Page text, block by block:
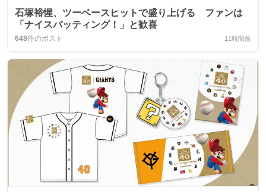
石塚裕惺、ツーベースヒットで盛り上げる ファンは
「ナイスバッティング！」と歓喜
648件のポスト 11時間前